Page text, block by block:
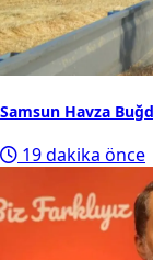
Samsun Havza
19 dakika önce